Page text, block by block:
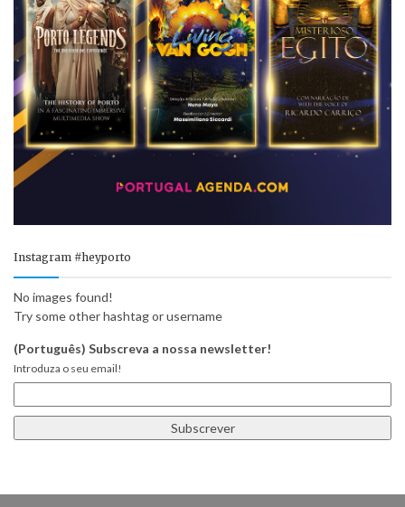
Instagram #heyporto
No images found!
Try some other hashtag or username
(Português) Subscreva a nossa newsletter!
Introduza o seu email!